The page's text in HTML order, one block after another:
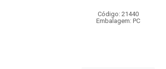
Código: 21440
Embalagem: PC